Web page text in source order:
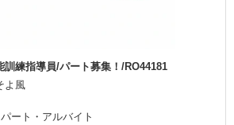
訓練指導員/パート募集！/RO44181
よ風
ート・アルバイト